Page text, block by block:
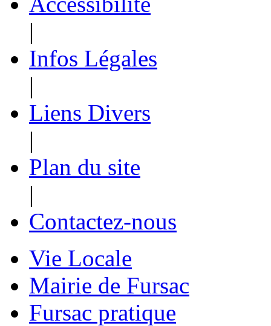
|
Infos Légales
|
Liens Divers
|
Plan du site
|
Contactez-nous
Vie Locale
Mairie de Fursac
Fursac pratique